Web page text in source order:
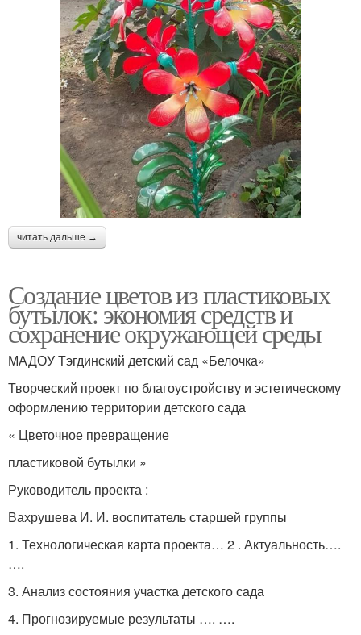
читать дальше →
Создание цветов из пластиковых
бутылок: экономия средств и
сохранение окружающей среды
МАДОУ Тэгдинский детский сад «Белочка»
Творческий проект по благоустройству и эстетическому
оформлению территории детского сада
« Цветочное превращение
пластиковой бутылки »
Руководитель проекта :
Вахрушева И. И. воспитатель старшей группы
1. Технологическая карта проекта… 2 . Актуальность….
….
3. Анализ состояния участка детского сада
4. Прогнозируемые результаты …. ….